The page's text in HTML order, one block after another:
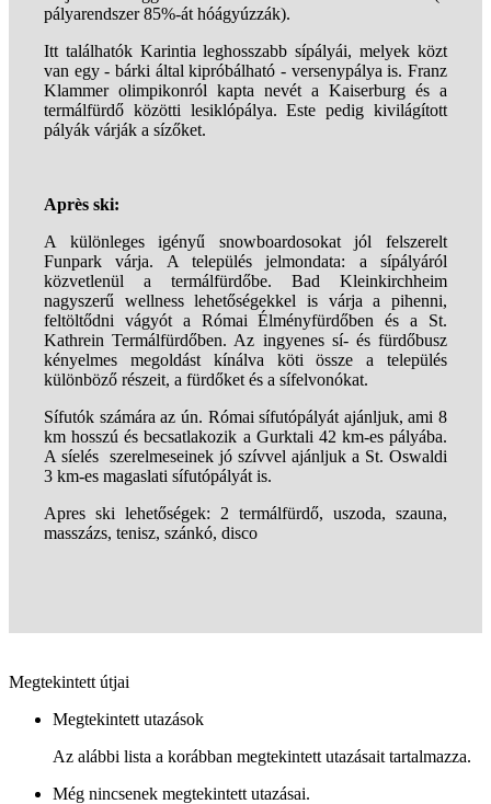
pályarendszer 85%-át hóágyúzzák).
Itt találhatók Karintia leghosszabb sípályái, melyek közt
van egy - bárki által kipróbálható - versenypálya is. Franz
Klammer olimpikonról kapta nevét a Kaiserburg és a
termálfürdő közötti lesiklópálya. Este pedig kivilágított
pályák várják a sízőket.
Après ski:
A különleges igényű snowboardosokat jól felszerelt
Funpark várja. A település jelmondata: a sípályáról
közvetlenül a termálfürdőbe. Bad Kleinkirchheim
nagyszerű wellness lehetőségekkel is várja a pihenni,
feltöltődni vágyót a Római Élményfürdőben és a St.
Kathrein Termálfürdőben. Az ingyenes sí- és fürdőbusz
kényelmes megoldást kínálva köti össze a település
különböző részeit, a fürdőket és a sífelvonókat.
Sífutók számára az ún. Római sífutópályát ajánljuk, ami 8
km hosszú és becsatlakozik a Gurktali 42 km-es pályába.
A síelés szerelmeseinek jó szívvel ajánljuk a St. Oswaldi
3 km-es magaslati sífutópályát is.
Apres ski lehetőségek: 2 termálfürdő, uszoda, szauna,
masszázs, tenisz, szánkó, disco
Megtekintett útjai
Megtekintett utazások
Az alábbi lista a korábban megtekintett utazásait tartalmazza.
Még nincsenek megtekintett utazásai.